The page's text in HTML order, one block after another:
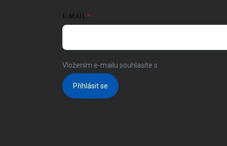
E-MAIL
Vložením e-mailu souhlasíte s
Přihlásit se